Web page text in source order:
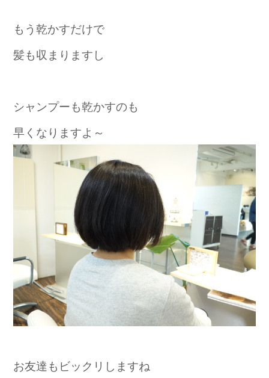
もう乾かすだけで
髪も収まりますし
シャンプーも乾かすのも
早くなりますよ～
お友達もビックリしますね